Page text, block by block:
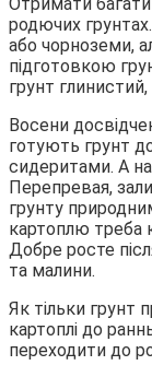
родючих
або чорноземи,
підготовкою
грунт
Восени
готують грунт
сидеритами. А
Перепревая,
грунту
картоплю треба
Добре росте
та малини.
Як тільки грунт
картоплі до
переходити до